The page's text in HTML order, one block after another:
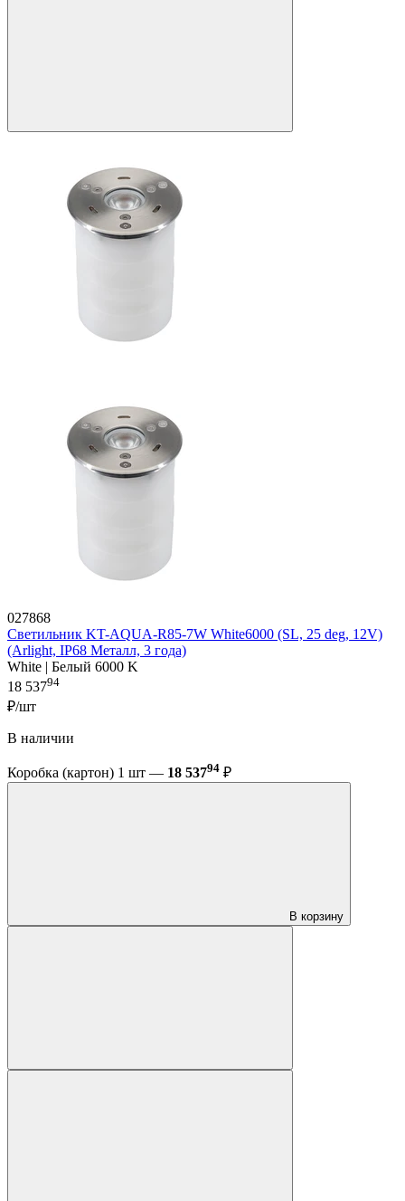
027868
Светильник KT-AQUA-R85-7W White6000 (SL, 25 deg, 12V)
(Arlight, IP68 Металл, 3 года)
White | Белый 6000 K
18 53794
₽/шт
В наличии
Коробка (картон) 1 шт — 18 53794 ₽
В корзину